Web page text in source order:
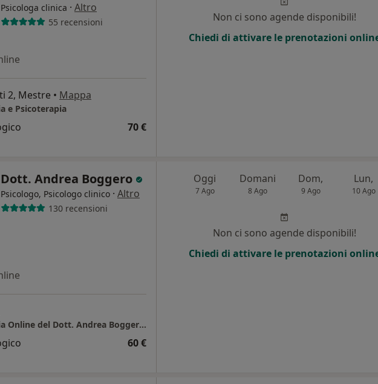
Psicologa clinica · Altro
55 recensioni
2, Mestre • Mappa
e Psicoterapia
70 €
Non ci sono agende disponibili!
Chiedi di attivare le prenotazioni
Dott. Andrea Boggero
Psicologo, Psicologo clinico · Altro
130 recensioni
Studio di Psicologia Online del Dott. Andrea Boggero a Venezia
60 €
Oggi
7 Ago
Domani
8 Ago
Dom,
9 Ago
Lun,
10 Ago
Non ci sono agende disponibili!
Chiedi di attivare le prenotazioni